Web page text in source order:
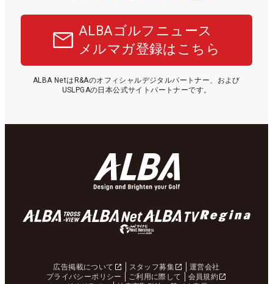
ALBAゴルフニュース
メルマガ登録はこちら
ALBA NetはR&Aのオフィシャルデジタルパートナー、および
USLPGAの日本公式サイトパートナーです。
広告掲載について スタッフ募集
運営会社
プライバシーポリシー
ご利用に際して
会員規約